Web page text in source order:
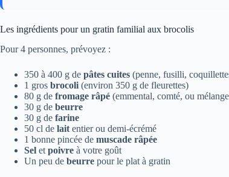
Les ingrédients pour un gratin familial aux brocolis
Pour 4 personnes, prévoyez :
350 à 400 g de pâtes cuites (penne, fusilli,
1 gros brocoli (environ 350 g de fleurettes)
80 g de fromage râpé (emmental, comté, ou
30 g de beurre
30 g de farine
50 cl de lait entier ou demi-écrémé
1 bonne pincée de muscade râpée
Sel et poivre à votre goût
Un peu de beurre pour le plat à gratin